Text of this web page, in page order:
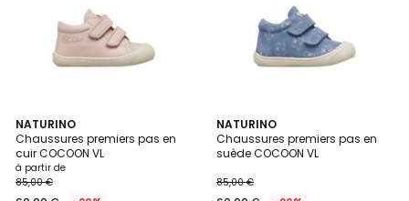
NATURINO
Chaussures premiers pas en
cuir COCOON VL
à partir de
85,00 €
3
Couleurs
NATURINO
Chaussures premiers pas en
suède COCOON VL
85,00 €
2
Couleurs